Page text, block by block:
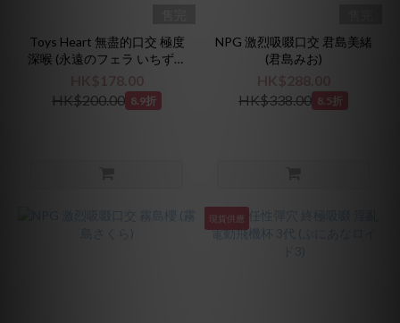
Toys Heart 無盡的口交 極度
深喉 (永遠のフェラ いちずな
ディープスロート)
HK$178.00
HK$200.00 8.9折
NPG 激烈吸啜口交 君島美緒
(君島みお)
HK$288.00
HK$338.00 8.5折
現貨供應